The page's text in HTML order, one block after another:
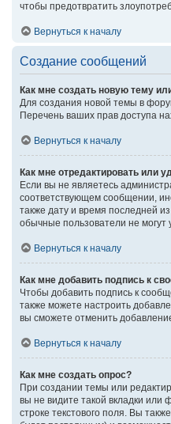
чтобы предотвратить
Вернуться к началу
Создание сообщений
Как мне создать новую тему
Для создания новой темы в
Перечень ваших прав доступа
Вернуться к началу
Как мне отредактировать или
Если вы не являетесь
соответствующем сообщении,
также дату и время последней
обычные пользователи не могут
Вернуться к началу
Как мне добавить подпись к
Чтобы добавить подпись к
также можете настроить
вы сможете отменить
Вернуться к началу
Как мне создать опрос?
При создании темы или
вы не видите такой вкладки или
строке текстового поля. Вы